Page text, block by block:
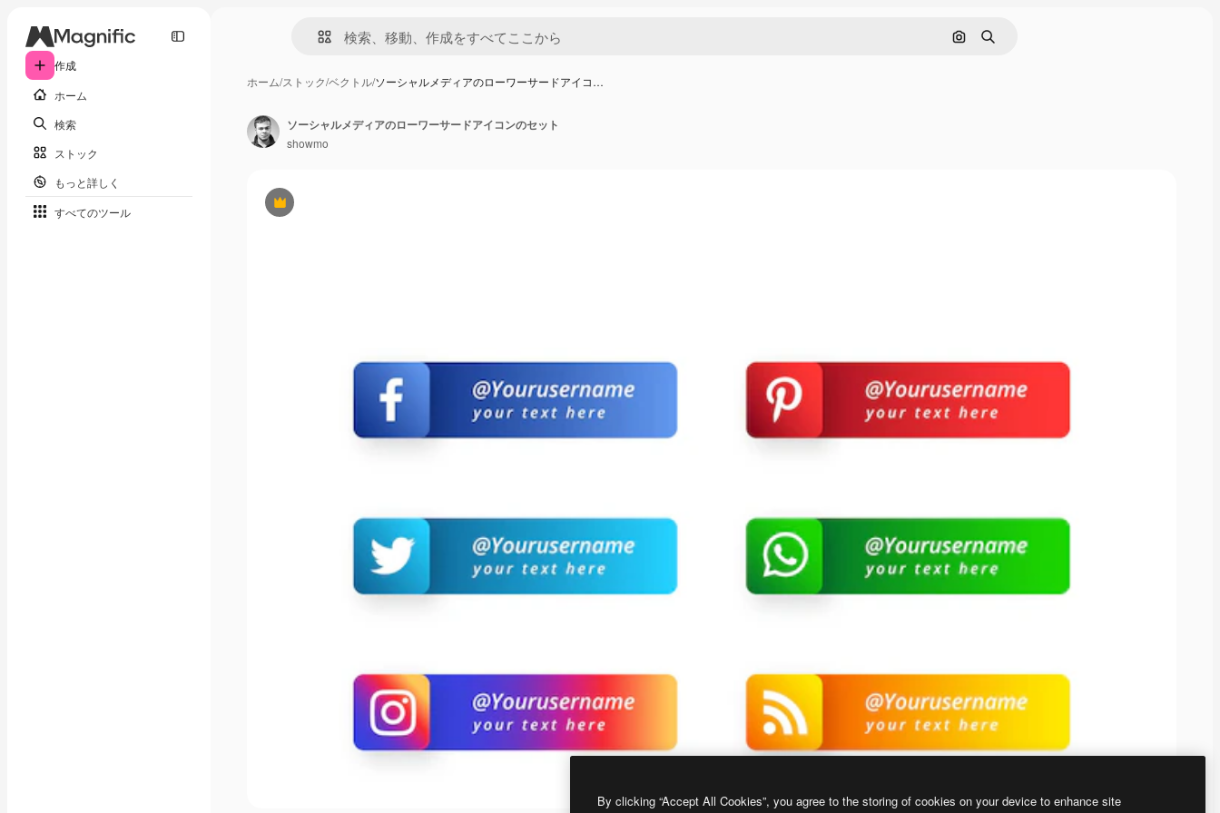
作成
ホーム
検索
ストック
もっと詳しく
すべてのツール
画像で検索
検索
ホーム/ストック/ベクトル/ソーシャルメディアのローワーサードアイコ…
Premium
ソーシャルメディアのローワーサードアイコンのセット
showmo
By clicking “Accept All Cookies”, you agree to the storing of cookies on your device to enhance site